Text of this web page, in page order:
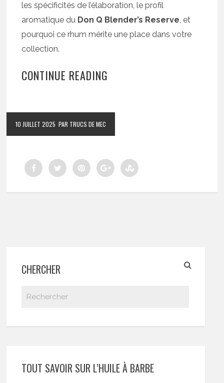
les spécificités de l’élaboration, le profil
aromatique du Don Q Blender’s Reserve, et
pourquoi ce rhum mérite une place dans votre
collection.
CONTINUE READING
10 JUILLET 2025 PAR TRUCS DE MEC
CHERCHER
TOUT SAVOIR SUR L’HUILE À BARBE